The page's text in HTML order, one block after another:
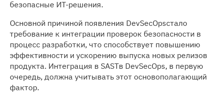
безопасные ИТ-решения.
Основной причиной появления DevSecOpsстало
требование к интеграции проверок безопасности в
процесс разработки, что способствует повышению
эффективности и ускорению выпуска новых релизов
продукта. Интеграция в SASTв DevSecOps, в первую
очередь, должна учитывать этот основополагающий
фактор.